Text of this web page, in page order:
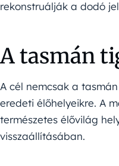
rekonstruálják a dodó
A tasmán
A cél nemcsak a
eredeti élőhelyeikre. A
természetes élővilág
visszaállításában.